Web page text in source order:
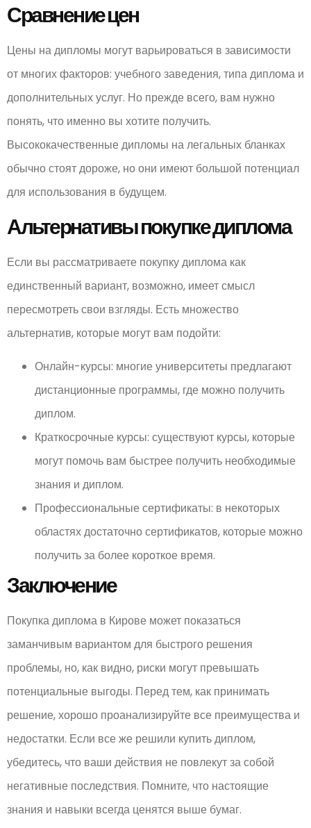
Сравнение цен
Цены на дипломы могут варьироваться в зависимости
от многих факторов: учебного заведения, типа диплома и
дополнительных услуг. Но прежде всего, вам нужно
понять, что именно вы хотите получить.
Высококачественные дипломы на легальных бланках
обычно стоят дороже, но они имеют большой потенциал
для использования в будущем.
Альтернативы покупке диплома
Если вы рассматриваете покупку диплома как
единственный вариант, возможно, имеет смысл
пересмотреть свои взгляды. Есть множество
альтернатив, которые могут вам подойти:
Онлайн-курсы: многие университеты предлагают
дистанционные программы, где можно получить
диплом.
Краткосрочные курсы: существуют курсы, которые
могут помочь вам быстрее получить необходимые
знания и диплом.
Профессиональные сертификаты: в некоторых
областях достаточно сертификатов, которые можно
получить за более короткое время.
Заключение
Покупка диплома в Кирове может показаться
заманчивым вариантом для быстрого решения
проблемы, но, как видно, риски могут превышать
потенциальные выгоды. Перед тем, как принимать
решение, хорошо проанализируйте все преимущества и
недостатки. Если все же решили купить диплом,
убедитесь, что ваши действия не повлекут за собой
негативные последствия. Помните, что настоящие
знания и навыки всегда ценятся выше бумаг.